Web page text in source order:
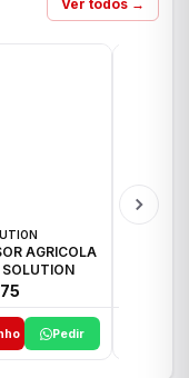
Ver todos →
AGRICOLA
SOLUTION
Pedir